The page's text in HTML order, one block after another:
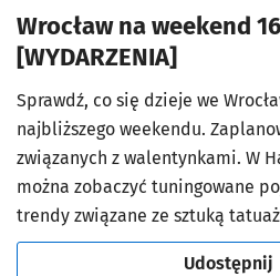
Wrocław na weekend
[WYDARZENIA]
Sprawdź, co się dzieje we
najbliższego weekendu.
związanych z walentynkami. W
można zobaczyć tuningowane
trendy związane ze sztuką
Udostępnij